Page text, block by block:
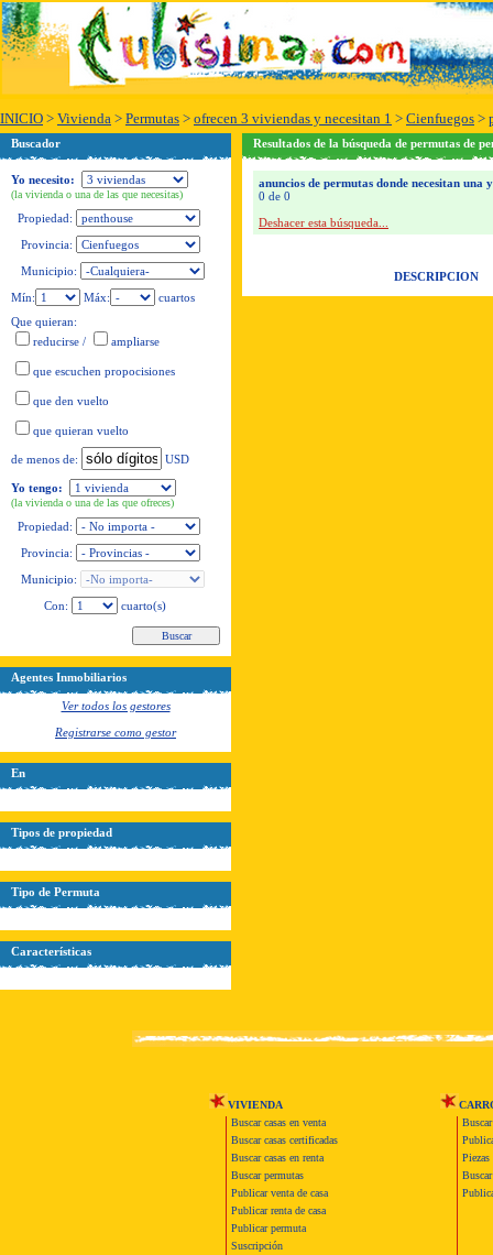
INICIO > Vivienda > Permutas > ofrecen 3 viviendas y necesitan 1 > Cienfuegos >
Buscador
Yo necesito:
(la vivienda o una de las que necesitas)
Propiedad:
Provincia:
Municipio:
Mín:
Máx:
cuartos
Que quieran:
reducirse / ampliarse
que escuchen propocisiones
que den vuelto
que quieran vuelto
de menos de: USD
Yo tengo:
(la vivienda o una de las que ofreces)
Propiedad:
Provincia:
Municipio:
Con:
cuarto(s)
Agentes Inmobiliarios
Ver todos los gestores
Registrarse como gestor
En
Tipos de propiedad
Tipo de Permuta
Características
Resultados de la búsqueda de permutas de
anuncios de permutas donde necesitan una
0 de 0
Deshacer esta búsqueda...
DESCRIPCION
VIVIENDA
Buscar casas en venta
Buscar casas certificadas
Buscar casas en renta
Buscar permutas
Publicar venta de casa
Publicar renta de casa
Publicar permuta
Suscripción
Piezas